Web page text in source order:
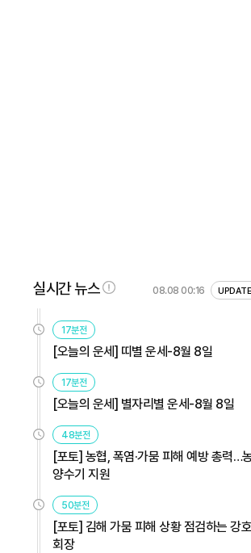
실시간 뉴스 08.08 00:16 UPDATE
17분전
[오늘의 운세] 띠별 운세-8월 8일
17분전
[오늘의 운세] 별자리별 운세-8월 8일
48분전
[포토] 농협, 폭염·가뭄 피해 예방 총력…
양수기 지원
50분전
[포토] 김해 가뭄 피해 상황 점검하는 강
회장